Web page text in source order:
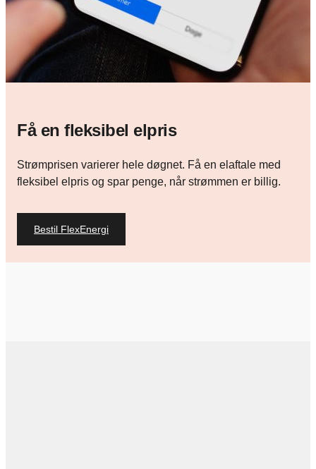
Få en fleksibel elpris
Strømprisen varierer hele døgnet. Få en elaftale med
fleksibel elpris og spar penge, når strømmen er billig.
Bestil FlexEnergi